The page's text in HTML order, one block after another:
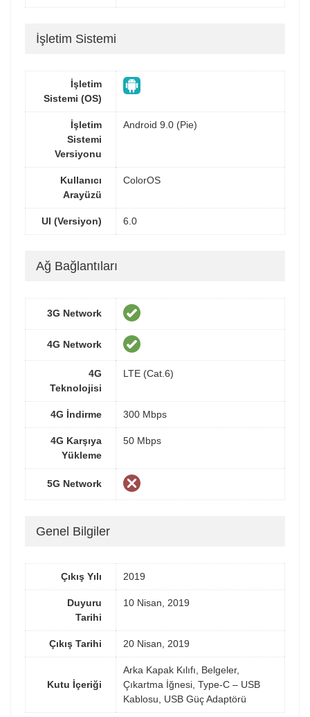
İşletim Sistemi
İşletim
Sistemi (OS)
İşletim
Sistemi
Versiyonu
Android 9.0 (Pie)
Kullanıcı
Arayüzü
ColorOS
UI (Versiyon) 6.0
Ağ Bağlantıları
3G Network
4G Network
4G
Teknolojisi
LTE (Cat.6)
4G İndirme 300 Mbps
4G Karşıya
Yükleme
50 Mbps
5G Network
Genel Bilgiler
Çıkış Yılı 2019
Duyuru
Tarihi
10 Nisan, 2019
Çıkış Tarihi 20 Nisan, 2019
Kutu İçeriği
Arka Kapak Kılıfı, Belgeler,
Çıkartma İğnesi, Type-C – USB
Kablosu, USB Güç Adaptörü